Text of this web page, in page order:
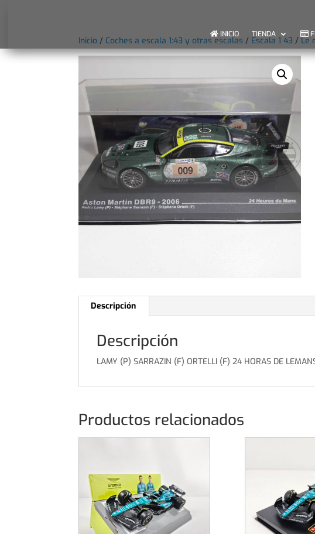
INICIO TIENDA
Inicio / Coches a escala 1:43 y otras escalas / Escala 1 43 /Le
Descripción
Descripción
LAMY (P) SARRAZIN (F) ORTELLI (F) 24 HORAS DE
Productos relacionados